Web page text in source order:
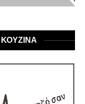
ΚΟΥΖΙΝΑ